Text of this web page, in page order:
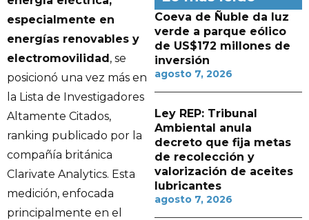
especialmente en
energías renovables y
electromovilidad, se
posicionó una vez más en
la Lista de Investigadores
Altamente Citados,
ranking publicado por la
compañía británica
Clarivate Analytics. Esta
medición, enfocada
principalmente en el
Coeva de Ñuble da luz
verde a parque eólico
de US$172 millones de
inversión
agosto 7, 2026
Ley REP: Tribunal
Ambiental anula
decreto que fija metas
de recolección y
valorización de aceites
lubricantes
agosto 7, 2026